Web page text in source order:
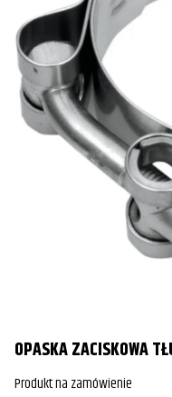
OPASKA ZACISKOWA
Produkt na zamówienie